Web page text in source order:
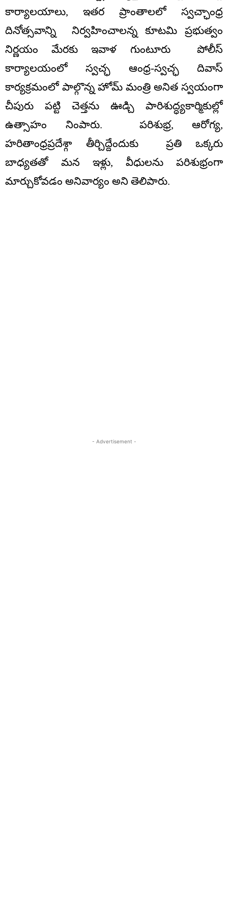
కార్యాలయాలు, ఇతర ప్రాంతాలలో స్వచ్ఛాంధ్ర
దినోత్సవాన్ని నిర్వహించాలన్న కూటమి ప్రభుత్వం
నిర్ణయం మేరకు ఇవాళ గుంటూరు పోలీస్
కార్యాలయంలో స్వచ్ఛ ఆంధ్ర-స్వచ్ఛ దివాస్
కార్యక్రమంలో పాల్గొన్న హోమ్ మంత్రి అనిత స్వయంగా
చీపురు పట్టి చెత్తను ఊడ్చి పారిశుద్ధ్యకార్మికుల్లో
ఉత్సాహం నింపారు. పరిశుభ్ర, ఆరోగ్య,
హరితాంధ్రప్రదేశ్గా తీర్చిద్దేందుకు ప్రతి ఒక్కరు
బాధ్యతతో మన ఇళ్లు, వీధులను పరిశుభ్రంగా
మార్చుకోవడం అనివార్యం అని తెలిపారు.
- Advertisement -